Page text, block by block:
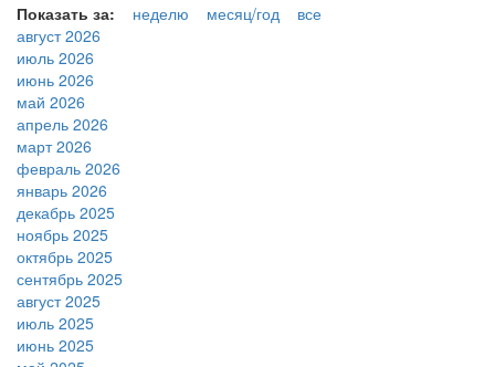
Показать за: неделю месяц/год
все
август 2026
июль 2026
июнь 2026
май 2026
апрель 2026
март 2026
февраль 2026
январь 2026
декабрь 2025
ноябрь 2025
октябрь 2025
сентябрь 2025
август 2025
июль 2025
июнь 2025